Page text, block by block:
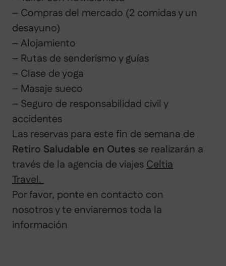
– Compras del mercado (2 comidas y un
desayuno)
– Alojamiento
– Rutas de senderismo y guías
– Clase de yoga
– Masaje sueco
– Seguro de responsabilidad civil y
accidentes
Las reservas para este fin de semana de
Retiro Saludable en Outes se realizarán a
través de la agencia de viajesCeltia
Travel.
Por favor, ponte en contacto con
nosotros y te enviaremos toda la
información